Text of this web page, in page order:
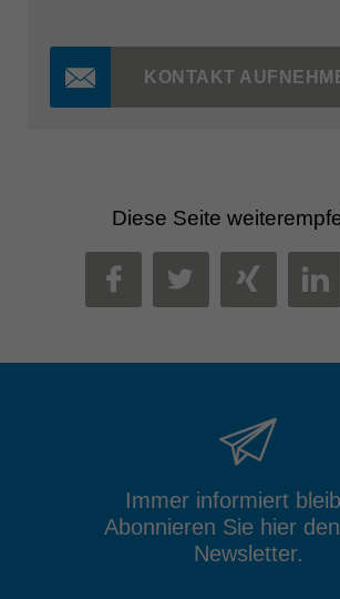
KONTAKT
Diese Seite
FACEBOOK
TWITTER
XING
Immer informiert
Abonnieren Sie hier
Newsletter.